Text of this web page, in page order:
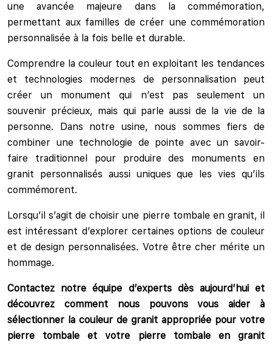
une avancée majeure dans la commémoration,
permettant aux familles de créer une commémoration
personnalisée à la fois belle et durable.
Comprendre la couleur tout en exploitant les tendances
et technologies modernes de personnalisation peut
créer un monument qui n’est pas seulement un
souvenir précieux, mais qui parle aussi de la vie de la
personne. Dans notre usine, nous sommes fiers de
combiner une technologie de pointe avec un savoir-
faire traditionnel pour produire des monuments en
granit personnalisés aussi uniques que les vies qu’ils
commémorent.
Lorsqu’il s’agit de choisir une pierre tombale en granit, il
est intéressant d’explorer certaines options de couleur
et de design personnalisées. Votre être cher mérite un
hommage.
Contactez notre équipe d’experts dès aujourd’hui et
découvrez comment nous pouvons vous aider à
sélectionner la couleur de granit appropriée pour votre
pierre tombale et votre pierre tombale en granit